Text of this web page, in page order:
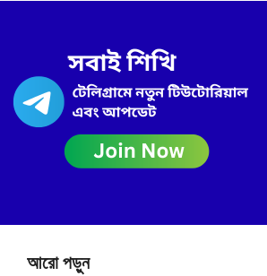
আরো পড়ুন